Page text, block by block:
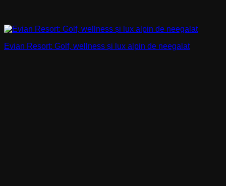
Evian Resort: Golf, wellness și lux alpin de neegalat